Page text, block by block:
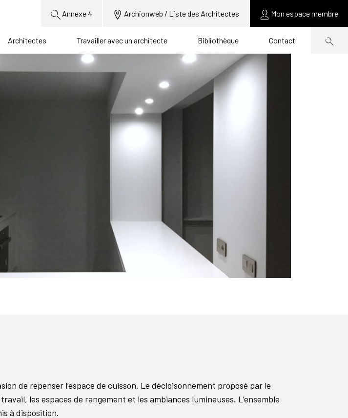
Annexe 4 Archionweb / Liste des Architectes Mon espace membre
Architectes Travailler avec un architecte Bibliothèque Contact
de repenser l’espace de cuisson. Le décloisonnement proposé par le
les espaces de rangement et les ambiances lumineuses. L’ensemble
à disposition.